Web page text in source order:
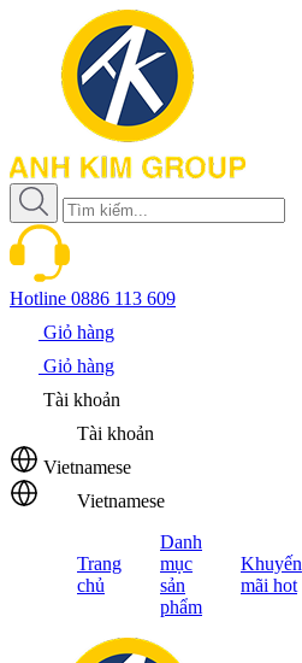
Hotline 0886 113 609
Giỏ hàng
Giỏ hàng
Tài khoản
Tài khoản
Vietnamese
Vietnamese
Trang
chủ
Danh
mục
sản
phẩm
Khuyến
mãi hot